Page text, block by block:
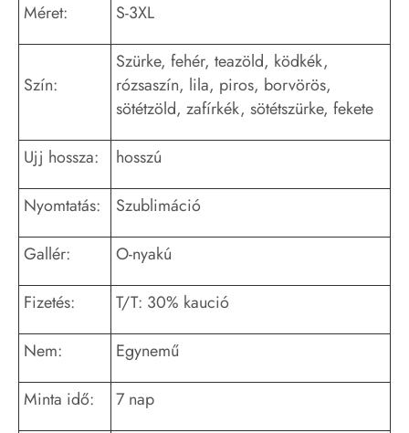
Méret: S-3XL
Szín:
Szürke, fehér, teazöld, ködkék,
rózsaszín, lila, piros, borvörös,
sötétzöld, zafírkék, sötétszürke, fekete
Ujj hossza: hosszú
Nyomtatás: Szublimáció
Gallér: O-nyakú
Fizetés: T/T: 30% kaució
Nem: Egynemű
Minta idő: 7 nap